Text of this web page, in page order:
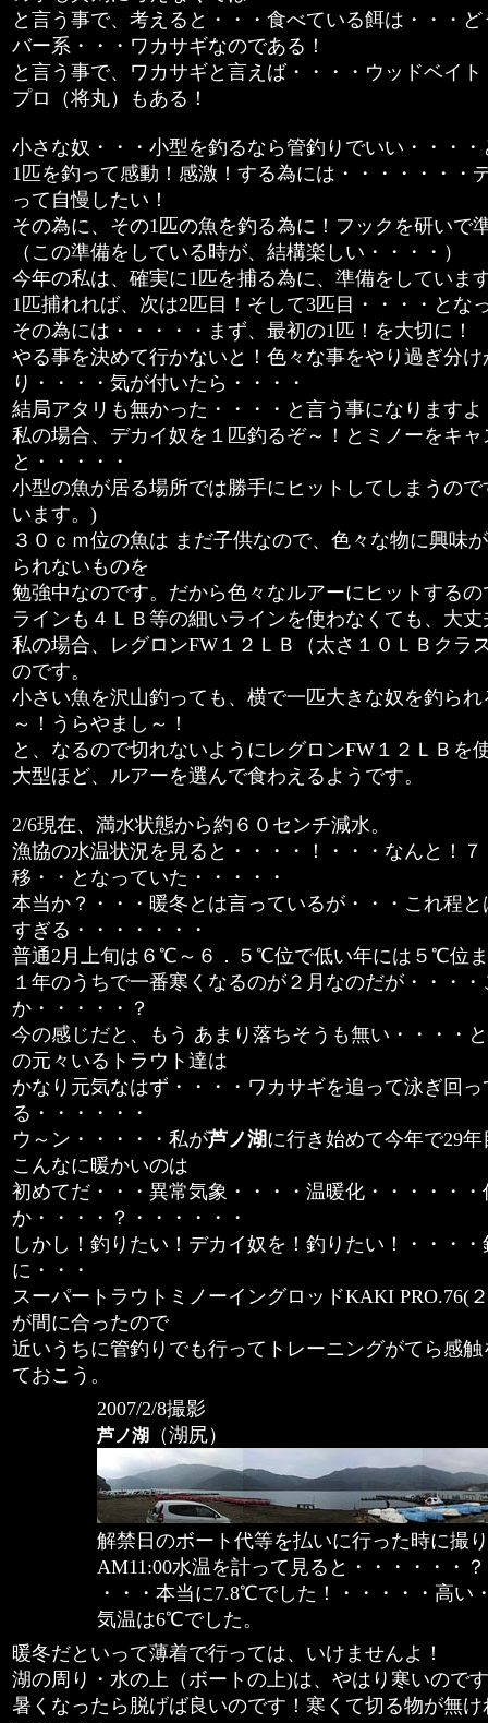
と言う事で、考えると・・・食べている餌は・・・
バー系・・・ワカサギなのである！
と言う事で、ワカサギと言えば・・・・ウッドベイ
プロ（将丸）もある！
小さな奴・・・小型を釣るなら管釣りでいい・・・
1匹を釣って感動！感激！する為には・・・・・・・
って自慢したい！
その為に、その1匹の魚を釣る為に！フックを研いで
（この準備をしている時が、結構楽しい・・・・）
今年の私は、確実に1匹を捕る為に、準備をしていま
1匹捕れれば、次は2匹目！そして3匹目・・・・とな
その為には・・・・・まず、最初の1匹！を大切に！
やる事を決めて行かないと！色々な事をやり過ぎ分
り・・・・気が付いたら・・・・
結局アタリも無かった・・・・と言う事になりますよ
私の場合、デカイ奴を１匹釣るぞ～！とミノーをキ
と・・・・・
小型の魚が居る場所では勝手にヒットしてしまうの
います。)
３０ｃｍ位の魚は まだ子供なので、色々な物に興味
られないものを
勉強中なのです。だから色々なルアーにヒットするの
ラインも４ＬＢ等の細いラインを使わなくても、大丈
私の場合、レグロンFW１２ＬＢ（太さ１０ＬＢクラ
のです。
小さい魚を沢山釣っても、横で一匹大きな奴を釣ら
～！うらやまし～！
と、なるので切れないようにレグロンFW１２ＬＢを
大型ほど、ルアーを選んで食わえるようです。
2/6現在、満水状態から約６０センチ減水。
漁協の水温状況を見ると・・・・！・・・なんと！
移・・となっていた・・・・・
本当か？・・・暖冬とは言っているが・・・これ程
すぎる・・・・・・・
普通2月上旬は６℃～６．５℃位で低い年には５℃位
１年のうちで一番寒くなるのが２月なのだが・・・
か・・・・・？
今の感じだと、もう あまり落ちそうも無い・・・・
の元々いるトラウト達は
かなり元気なはず・・・・ワカサギを追って泳ぎ回
る・・・・・・
ウ～ン・・・・・私が芦ノ湖に行き始めて今年で29
こんなに暖かいのは
初めてだ・・・異常気象・・・・温暖化・・・・・
か・・・・？・・・・・・
しかし！釣りたい！デカイ奴を！釣りたい！・・・
に・・・
スーパートラウトミノーイングロッドKAKI PRO.76(
が間に合ったので
近いうちに管釣りでも行ってトレーニングがてら感
ておこう。
2007/2/8撮影
芦ノ湖（湖尻）
解禁日のボート代等を払いに行った時に撮
AM11:00水温を計って見ると・・・・・・
・・・本当に7.8℃でした！・・・・・高い
気温は6℃でした。
暖冬だといって薄着で行っては、いけませんよ！
湖の周り・水の上（ボートの上)は、やはり寒いので
暑くなったら脱げば良いのです！寒くて切る物が無